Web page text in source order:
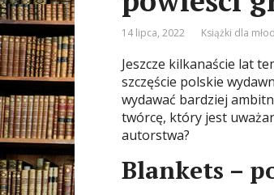
14 lipca, 2022 Książki dla
Jeszcze kilkanaście lat
szczęście polskie
wydawać bardziej
twórcę, który jest
autorstwa?
Blankets –